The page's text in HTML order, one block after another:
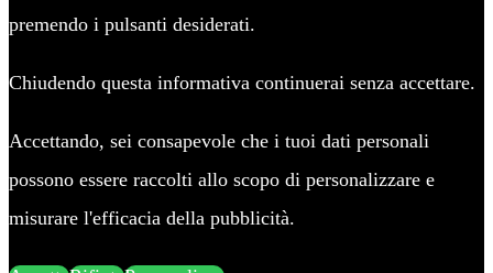
premendo i pulsanti desiderati.
Chiudendo questa informativa continuerai senza accettare.
Accettando, sei consapevole che i tuoi dati personali
possono essere raccolti allo scopo di personalizzare e
misurare l'efficacia della pubblicità.